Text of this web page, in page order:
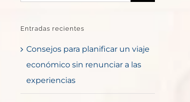
Entradas recientes
Consejos para planificar un viaje
económico sin renunciar a las
experiencias